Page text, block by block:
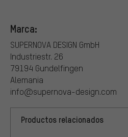
Marca:
SUPERNOVA DESIGN GmbH
Industriestr. 26
79194 Gundelfingen
Alemania
info@supernova-design.com
Productos relacionados